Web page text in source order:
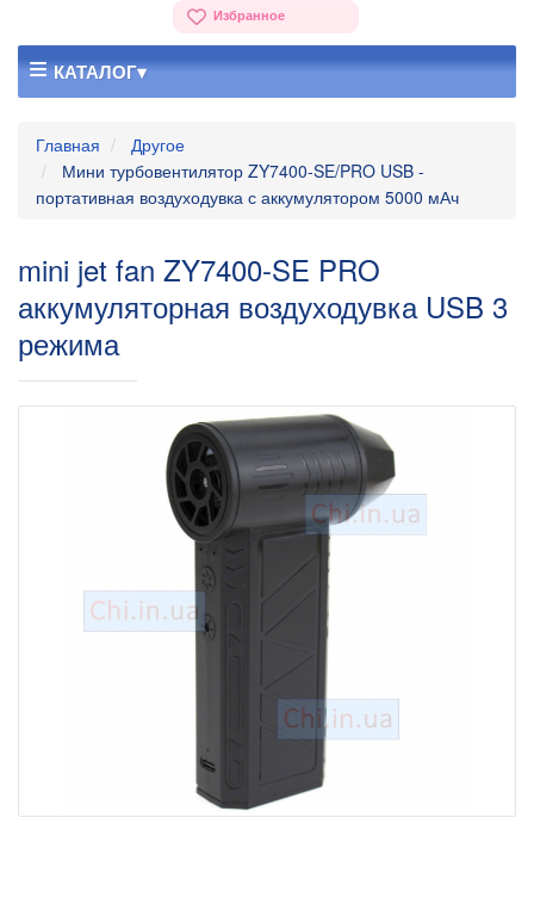
Избранное
КАТАЛОГ▾
Главная
Другое
Мини турбовентилятор ZY7400-SE/PRO USB -
портативная воздуходувка с аккумулятором 5000 мАч
mini jet fan ZY7400-SE PRO
аккумуляторная воздуходувка USB 3
режима